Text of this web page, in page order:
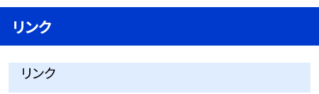
リンク
リンク